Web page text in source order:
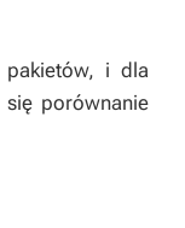
pakietów, i dla
porównanie